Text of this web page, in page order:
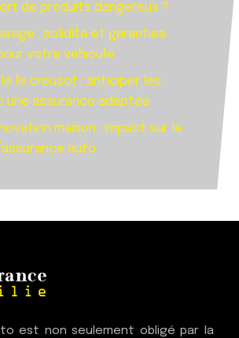
de produits dangereux ?
: solidité et garanties
votre véhicule
le creusot : anticiper les
une assurance adaptée
maison : impact sur la
auto
est non seulement obligé par la